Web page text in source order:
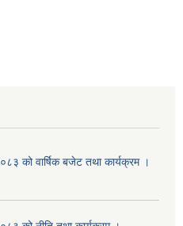
को वार्षिक बजेट तथा कार्यक्रम ।